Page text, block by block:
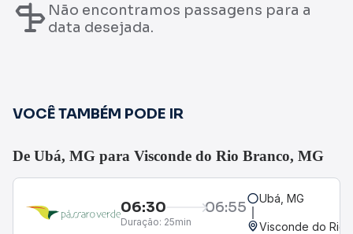
Não encontramos passagens para a
data desejada.
VOCÊ TAMBÉM PODE IR
De Ubá, MG para Visconde do Rio Branco, MG
06:30 06:55
Duração: 25min
Ubá, MG
Visconde do Rio